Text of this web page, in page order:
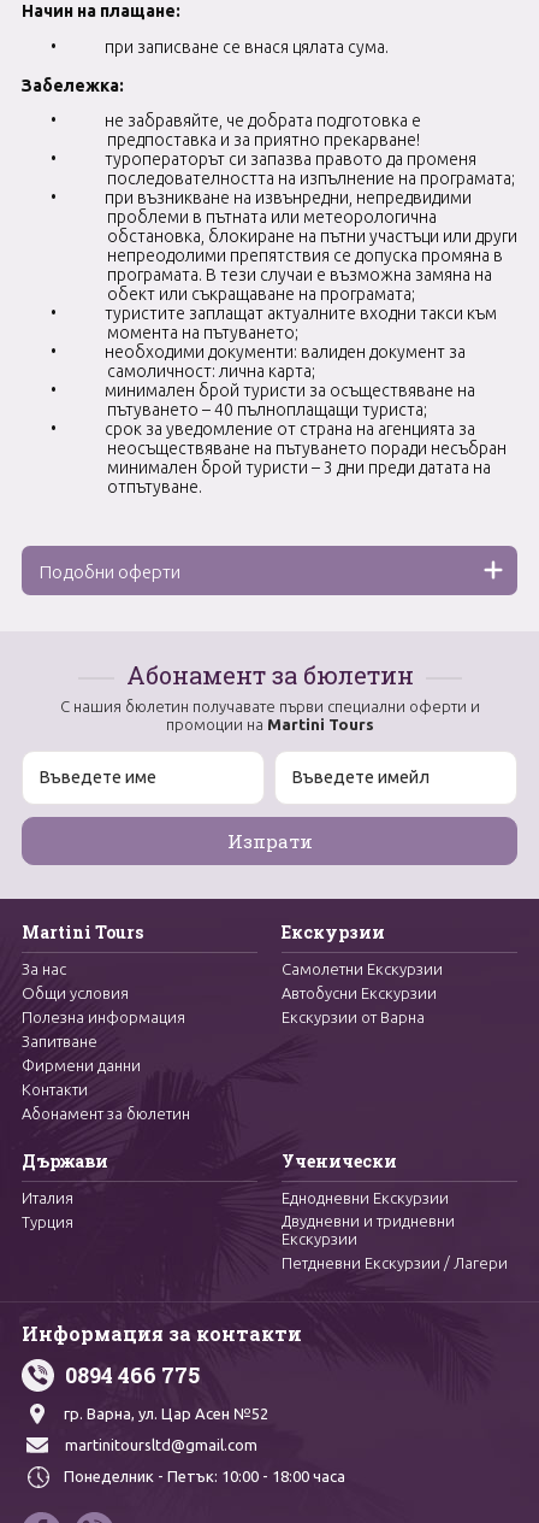
Начин на плащане:
•
при записване се внася цялата сума.
Забележка:
•
не забравяйте, че добрата подготовка е
предпоставка и за приятно прекарване!
•
туроператорът си запазва правото да променя
последователността на изпълнение на програмата;
•
при възникване на извънредни, непредвидими
проблеми в пътната или метеорологична
обстановка, блокиране на пътни участъци или други
непреодолими препятствия се допуска промяна в
програмата. В тези случаи е възможна замяна на
обект или съкращаване на програмата;
•
туристите заплащат актуалните входни такси към
момента на пътуването;
•
необходими документи: валиден документ за
самоличност: лична карта;
•
минимален брой туристи за осъществяване на
пътуването – 40 пълноплащащи туриста;
•
срок за уведомление от страна на агенцията за
неосъществяване на пътуването поради несъбран
минимален брой туристи – 3 дни преди датата на
отпътуване.
Подобни оферти
Абонамент за бюлетин
С нашия бюлетин получавате първи специални оферти и
промоции на Martini Tours
Martini Tours
За нас
Общи условия
Полезна информация
Запитване
Фирмени данни
Контакти
Абонамент за бюлетин
Екскурзии
Самолетни Екскурзии
Автобусни Екскурзии
Екскурзии от Варна
Държави
Италия
Турция
Ученически
Еднодневни Екскурзии
Двудневни и тридневни
Екскурзии
Петдневни Екскурзии / Лагери
Информация за контакти
0894 466 775
гр. Варна, ул. Цар Асен №52
martinitoursltd@gmail.com
Понеделник - Петък: 10:00 - 18:00 часа